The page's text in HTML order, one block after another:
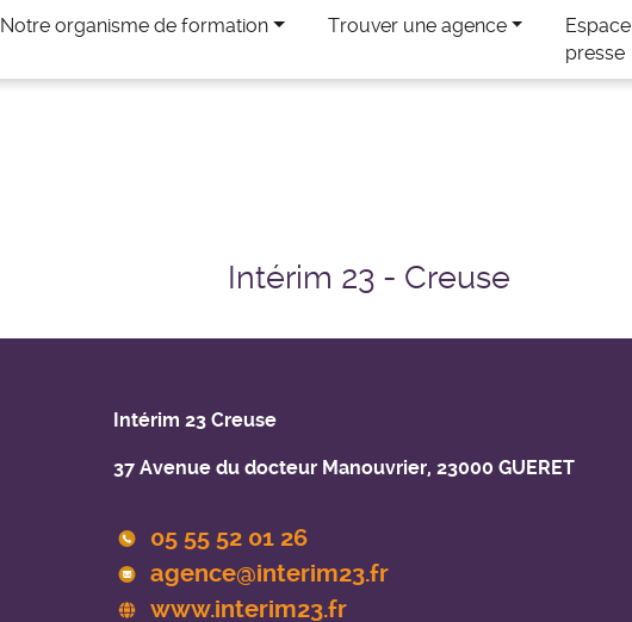
Notre organisme de formation Trouver une agence
Espace
presse
Intérim 23 - Creuse
Intérim 23 Creuse
37 Avenue du docteur Manouvrier, 23000 GUERET
05 55 52 01 26
agence@interim23.fr
www.interim23.fr